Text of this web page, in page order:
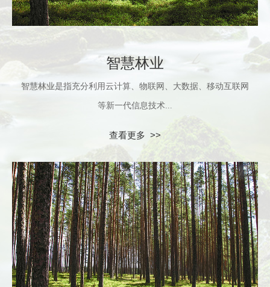
智慧林业
智慧林业是指充分利用云计算、物联网、大数据、移动互联网
等新一代信息技术...
查看更多 >>